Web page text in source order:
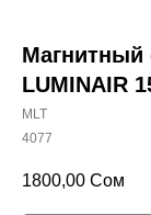
Магнитный
LUMINAIR
MLT
4077
1800,00 Сом